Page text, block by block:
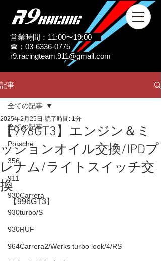
営業時間：11:00〜19:00
☎：03-6336-0775
r9.racingteam.911@gmail.com
記事
全ての記事
Porsche
356
911
930Carrera
930turbo/S
930RUF
964Carrera2/Werks turbo look/4/RS
全ての記事
【996GT3】エンジン＆ミ
ッションオイル交換/IPDプ
レナム/ライトスイッチ交
換
2025年2月25日 読了時間: 1分
【996GT3】